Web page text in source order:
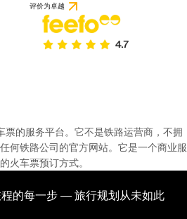
评价为卓越
票的服务平台。它不是铁路运营商，不拥
何铁路公司的官方网站。它是一个商业服
火车票预订方式。
的每一步 — 旅行规划从未如此